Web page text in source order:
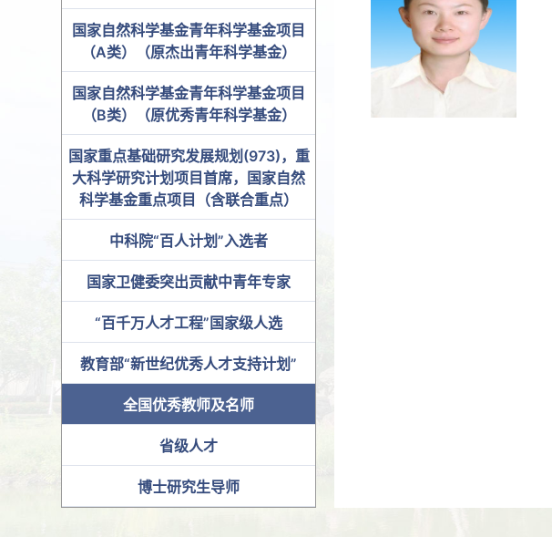
国家自然科学基金青年科学基金项目
（A类）（原杰出青年科学基金）
国家自然科学基金青年科学基金项目
（B类）（原优秀青年科学基金）
国家重点基础研究发展规划(973)，重
大科学研究计划项目首席，国家自然
科学基金重点项目（含联合重点）
中科院“百人计划”入选者
国家卫健委突出贡献中青年专家
“百千万人才工程”国家级人选
教育部“新世纪优秀人才支持计划”
全国优秀教师及名师
省级人才
博士研究生导师